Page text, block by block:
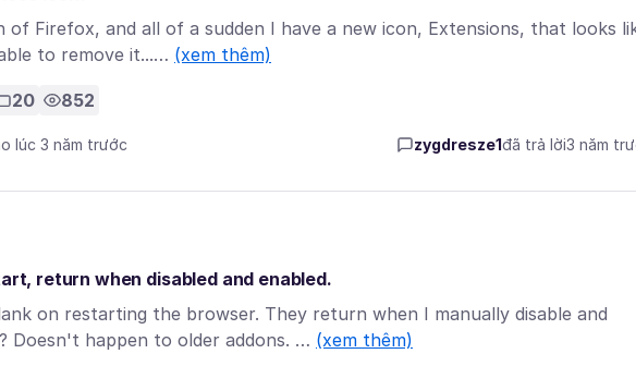
Firefox, and all of a sudden I have a new icon, Extensions, that looks
to remove it...… (xem thêm)
20 852
lúc 3 năm trước zygdresze1đã trả lời3 năm
return when disabled and enabled.
on restarting the browser. They return when I manually disable and
Doesn't happen to older addons. … (xem thêm)